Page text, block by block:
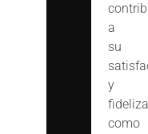
a
su
y
como